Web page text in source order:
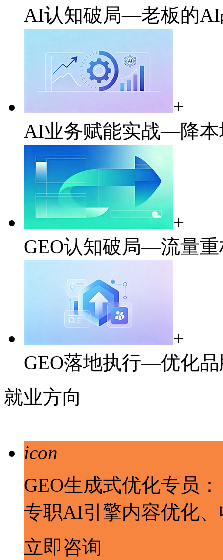
AI认知破局—老板的AI
+
AI业务赋能实战—降本
+
GEO认知破局—流量
+
GEO落地执行—优化
就业方向
icon
GEO生成式优化专员：
专职AI引擎内容优化
立即咨询